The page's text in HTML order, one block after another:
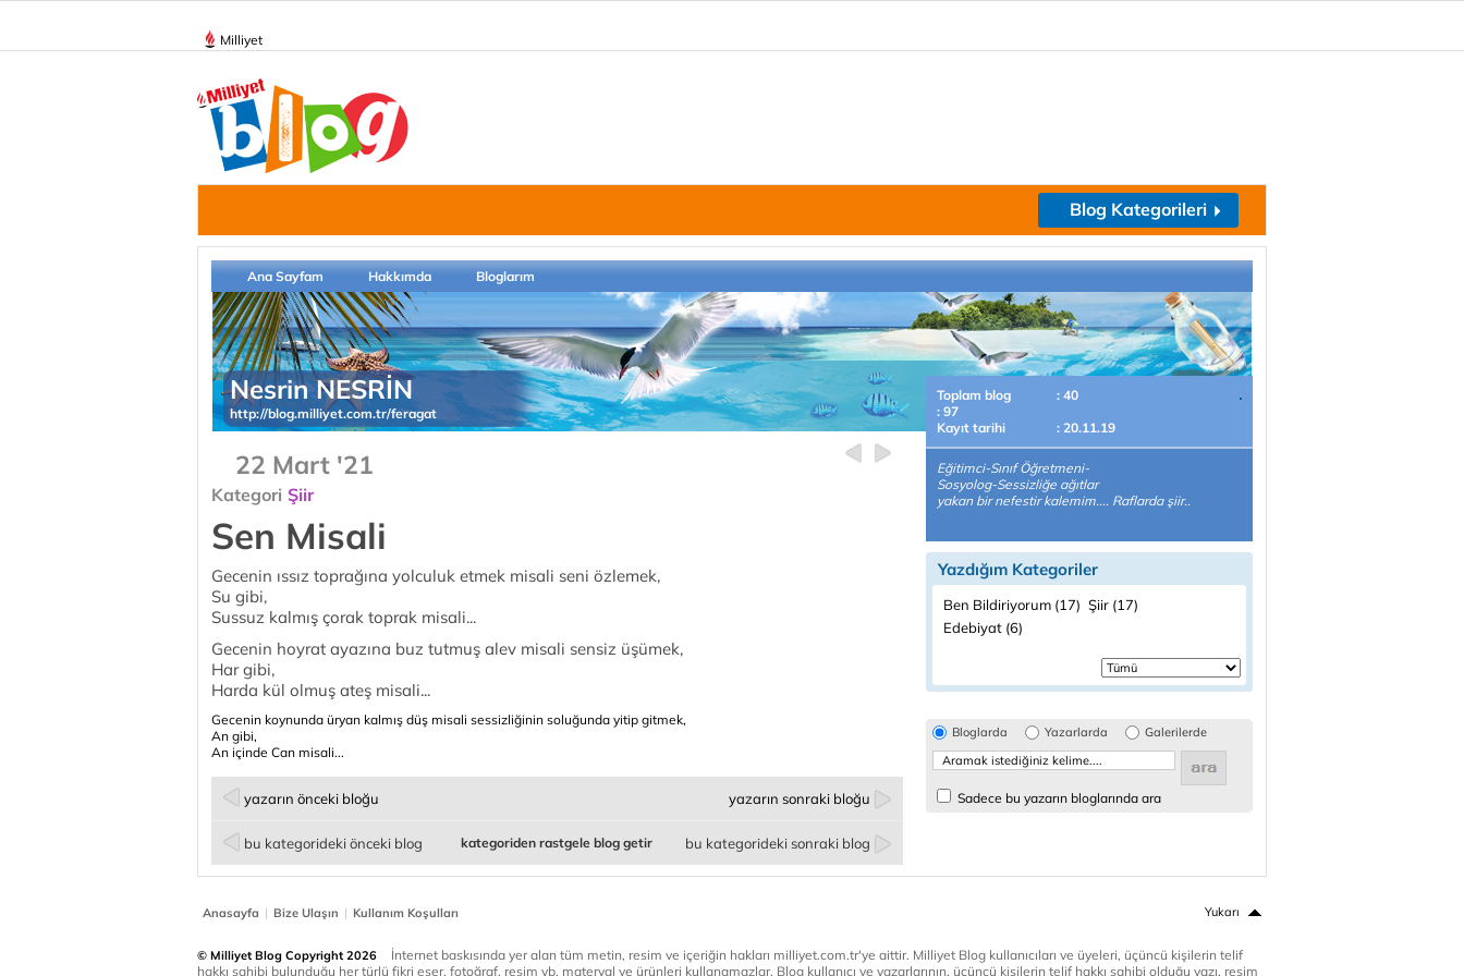
Milliyet
Blog Kategorileri
Ana Sayfam Hakkımda Bloglarım
Nesrin NESRİN
http://blog.milliyet.com.tr/feragat
22 Mart '21
Kategori Şiir
Sen Misali
Gecenin ıssız toprağına yolculuk etmek misali seni özlemek,
Su gibi,
Sussuz kalmış çorak toprak misali...
Gecenin hoyrat ayazına buz tutmuş alev misali sensiz üşümek,
Har gibi,
Harda kül olmuş ateş misali...
Gecenin koynunda üryan kalmış düş misali sessizliğinin soluğunda yitip gitmek,
An gibi,
An içinde Can misali...
yazarın önceki bloğu yazarın sonraki bloğu
bu kategorideki önceki blog bu kategorideki sonraki blog
kategoriden rastgele blog getir
Toplam blog
: 40
: 97
Kayıt tarihi
: 20.11.19
Eğitimci-Sınıf Öğretmeni-
Sosyolog-Sessizliğe ağıtlar
yakan bir nefestir kalemim.... Raflarda şiir..
Yazdığım Kategoriler
Ben Bildiriyorum (17) Şiir (17)
Edebiyat (6)
Bloglarda Yazarlarda Galerilerde
Sadece bu yazarın bloglarında ara
Anasayfa | Bize Ulaşın | Kullanım Koşulları Yukarı
© Milliyet Blog Copyright 2026
İnternet baskısında yer alan tüm metin, resim ve içeriğin hakları milliyet.com.tr'ye aittir. Milliyet Blog kullanıcıları ve üyeleri, üçüncü kişilerin telif
hakkı sahibi bulunduğu her türlü fikri eser, fotoğraf, resim vb. materyal ve ürünleri kullanamazlar. Blog kullanıcı ve yazarlarının, üçüncü kişilerin telif hakkı sahibi olduğu yazı, resim